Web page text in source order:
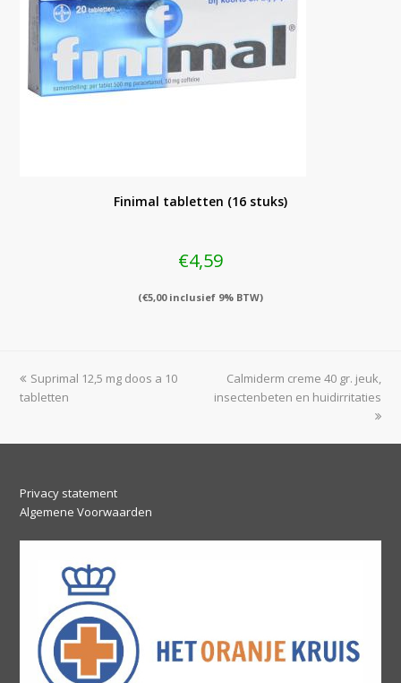
Finimal tabletten (16 stuks)
€4,59
(€5,00inclusief 9% BTW)
previous
post:
Suprimal 12,5 mg doos a 10
tabletten
next
post:
Calmiderm creme 40 gr. jeuk,
insectenbeten en huidirritaties
Privacy statement
Algemene Voorwaarden